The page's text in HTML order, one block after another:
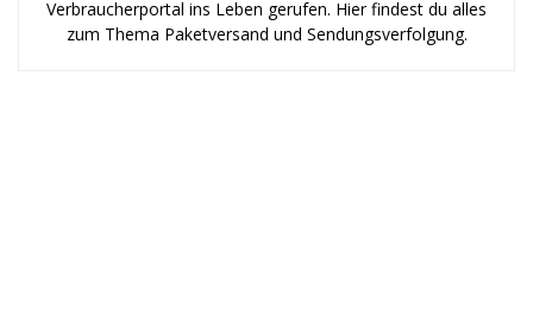
Verbraucherportal ins Leben gerufen. Hier findest du alles
zum Thema Paketversand und Sendungsverfolgung.